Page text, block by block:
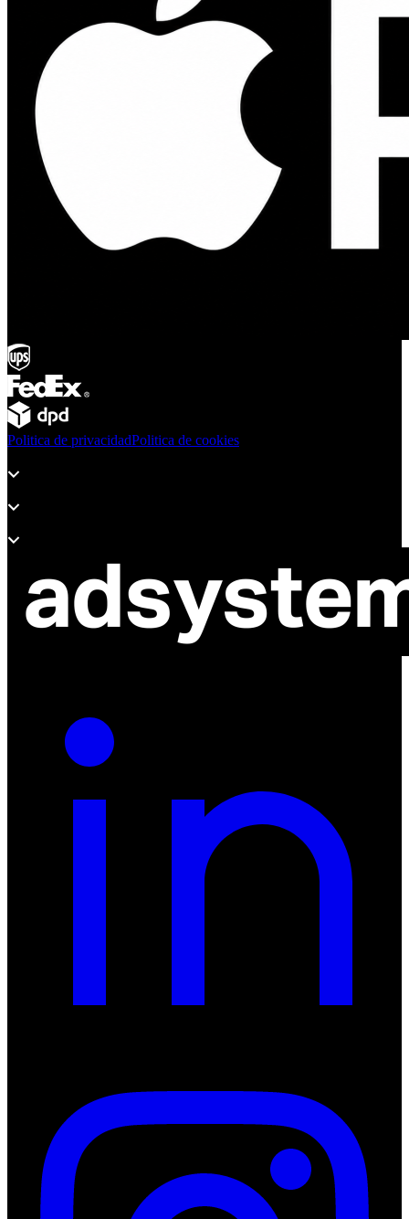
Politica de privacidadPolitica de cookies